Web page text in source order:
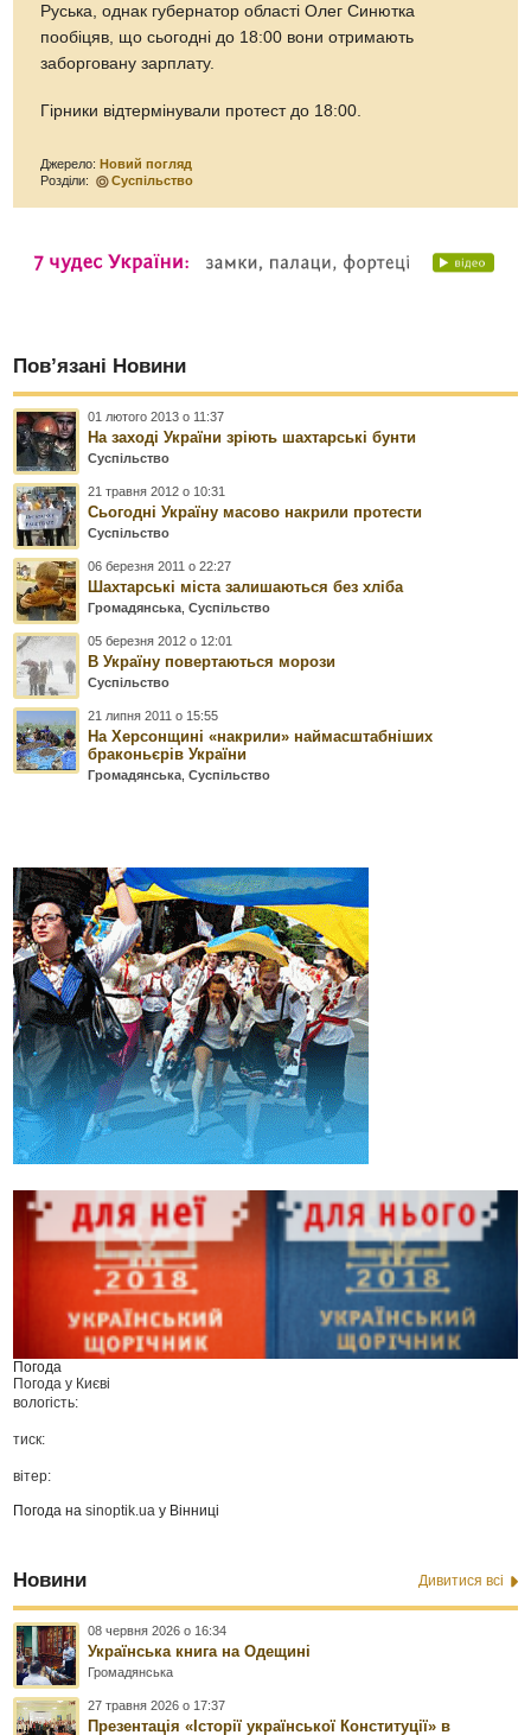
Руська, однак губернатор області Олег Синютка
пообіцяв, що сьогодні до 18:00 вони отримають
заборговану зарплату.
Гірники відтермінували протест до 18:00.
Джерело: Новий погляд
Розділи:
Суспільство
Пов’язані Новини
01 лютого 2013 о 11:37
На заході України зріють шахтарські бунти
Суспільство
21 травня 2012 о 10:31
Сьогодні Україну масово накрили протести
Суспільство
06 березня 2011 о 22:27
Шахтарські міста залишаються без хліба
Громадянська,Суспільство
05 березня 2012 о 12:01
В Україну повертаються морози
Суспільство
21 липня 2011 о 15:55
На Херсонщині «накрили» наймасштабніших
браконьєрів України
Громадянська,Суспільство
Погода
Погода у Києві
вологість:
тиск:
вітер:
Погода наsinoptik.ua у Вінниці
Новини Дивитися всі
08 червня 2026 о 16:34
Українська книга на Одещині
Громадянська
27 травня 2026 о 17:37
Презентація «Історії української Конституції» в